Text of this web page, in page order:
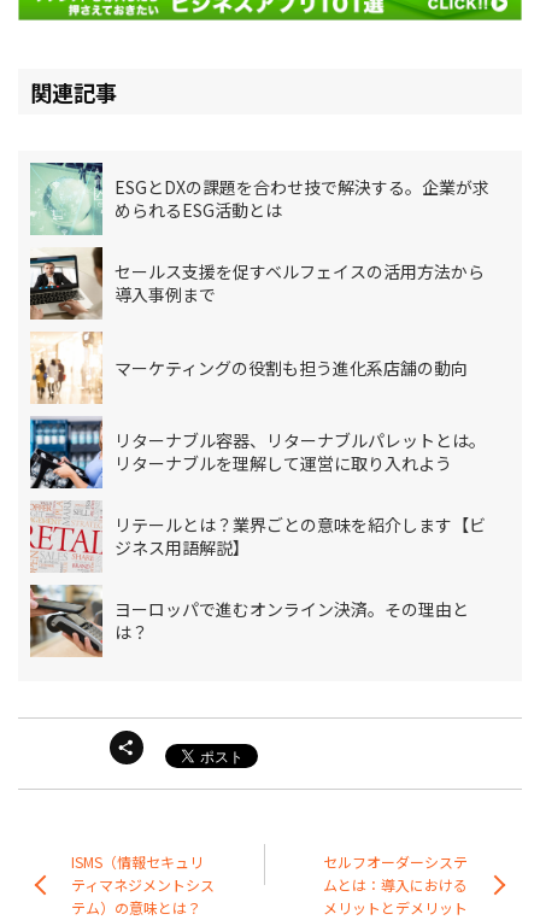
関連記事
ESGとDXの課題を合わせ技で解決する。企業が求
められるESG活動とは
セールス支援を促すベルフェイスの活用方法から
導入事例まで
マーケティングの役割も担う進化系店舗の動向
リターナブル容器、リターナブルパレットとは。
リターナブルを理解して運営に取り入れよう
リテールとは？業界ごとの意味を紹介します【ビ
ジネス用語解説】
ヨーロッパで進むオンライン決済。その理由と
は？
ISMS（情報セキュリ
ティマネジメントシス
テム）の意味とは？
セルフオーダーシステ
ムとは：導入における
メリットとデメリット